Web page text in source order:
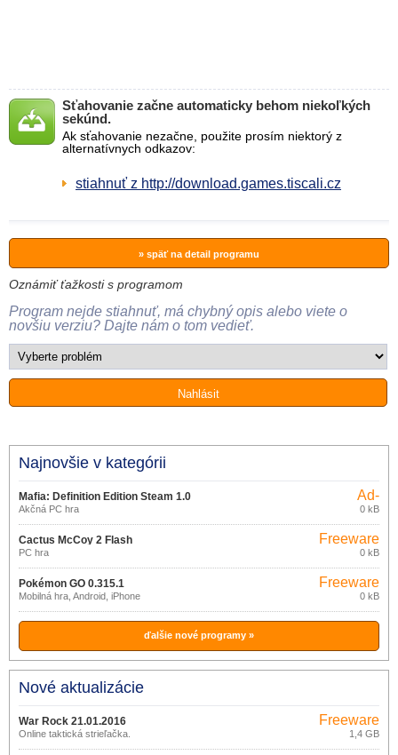
Sťahovanie začne automaticky behom niekoľkých
sekúnd.
Ak sťahovanie nezačne, použite prosím niektorý z
alternatívnych odkazov:
stiahnuť z http://download.games.tiscali.cz
» späť na detail programu
Oznámiť ťažkosti s programom
Program nejde stiahnuť, má chybný opis alebo viete o
novšiu verziu? Dajte nám o tom vedieť.
Najnovšie v kategórii
Mafia: Definition Edition Steam 1.0
Akčná PC hra
Ad-
supported
0 kB
Cactus McCoy 2 Flash
PC hra
Freeware
0 kB
Pokémon GO 0.315.1
Mobilná hra, Android, iPhone
Freeware
0 kB
ďalšie nové programy »
Nové aktualizácie
War Rock 21.01.2016
Online taktická strieľačka.
Freeware
1,4 GB